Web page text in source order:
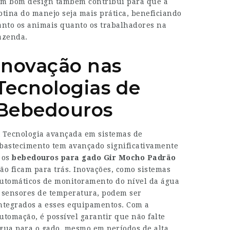
do manejo seja mais prática, beneficiando
os animais quanto os trabalhadores na
nas
de
Tecnologia avançada em sistemas de
tem avançado significativamente
osbebedouros para gado Gir Mocho Padrão
ficam para trás. Inovações, como sistemas
de monitoramento do nível da água
sensores de temperatura, podem ser
a esses equipamentos. Com a
é possível garantir que não falte